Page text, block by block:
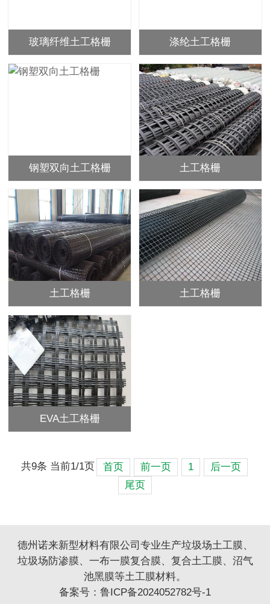
玻璃纤维土工格栅 涤纶土工格栅
钢塑双向土工格栅 土工格栅
土工格栅 土工格栅
EVA土工格栅
共9条 当前1/1页 首页 前一页 1
后一页
尾页
德州诺来新型材料有限公司专业生产垃圾场土工膜、
垃圾场防渗膜、一布一膜复合膜、复合土工膜、沼气
池黑膜等土工膜材料。
备案号： 鲁ICP备2024052782号-1